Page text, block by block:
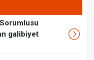
galibiyet